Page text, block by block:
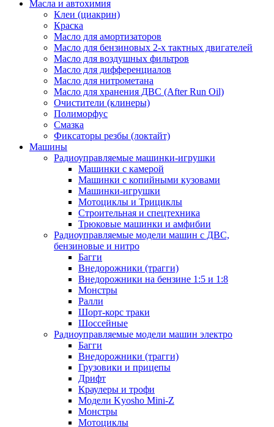
Масла и автохимия
Клеи (циакрин)
Краска
Масло для амортизаторов
Масло для бензиновых 2-х тактных двигателей
Масло для воздушных фильтров
Масло для дифференциалов
Масло для нитрометана
Масло для хранения ДВС (After Run Oil)
Очистители (клинеры)
Полиморфус
Смазка
Фиксаторы резбы (локтайт)
Машины
Радиоуправляемые машинки-игрушки
Машинки с камерой
Машинки с копийными кузовами
Машинки-игрушки
Мотоциклы и Трициклы
Строительная и спецтехника
Трюковые машинки и амфибии
Радиоуправляемые модели машин с ДВС,
бензиновые и нитро
Багги
Внедорожники (трагги)
Внедорожники на бензине 1:5 и 1:8
Монстры
Ралли
Шорт-корс траки
Шоссейные
Радиоуправляемые модели машин электро
Багги
Внедорожники (трагги)
Грузовики и прицепы
Дрифт
Краулеры и трофи
Модели Kyosho Mini-Z
Монстры
Мотоциклы